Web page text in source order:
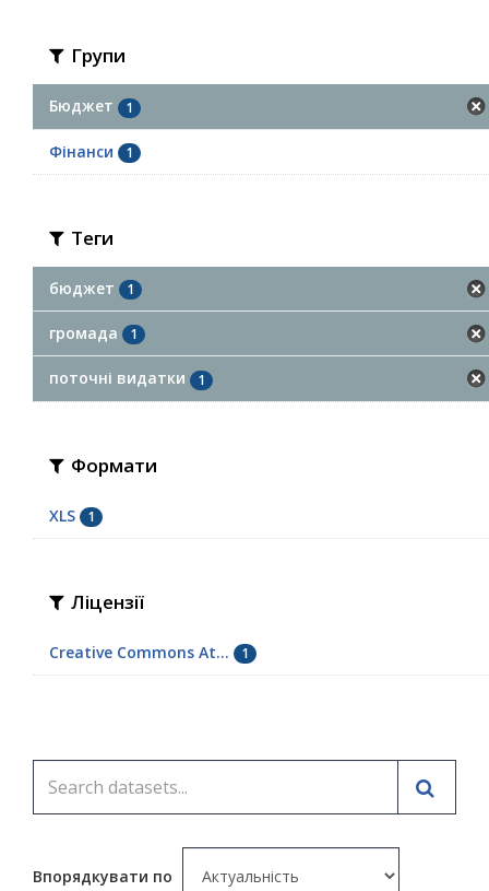
Групи
Бюджет 1
Фінанси 1
Теги
бюджет 1
громада 1
поточні видатки 1
Формати
XLS 1
Ліцензії
Creative Commons At... 1
Впорядкувати по